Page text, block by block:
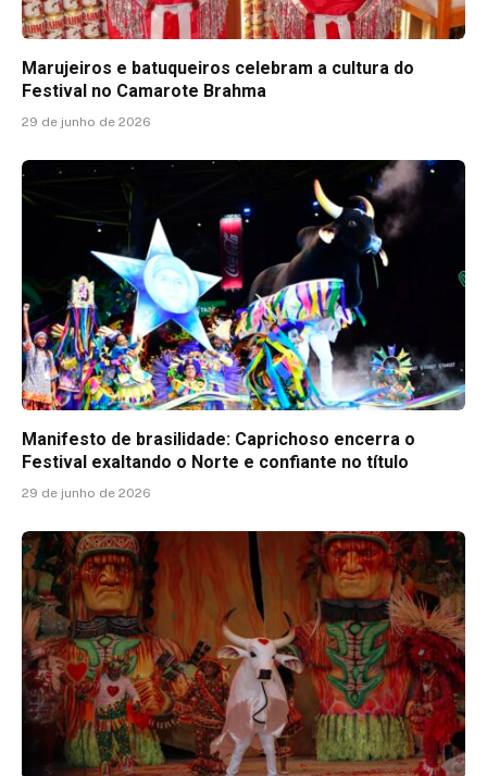
Marujeiros e batuqueiros celebram a cultura do
Festival no Camarote Brahma
29 de junho de 2026
Manifesto de brasilidade: Caprichoso encerra o
Festival exaltando o Norte e confiante no título
29 de junho de 2026